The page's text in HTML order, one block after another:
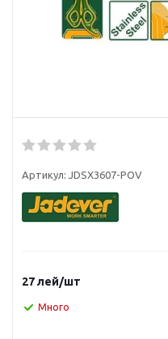
Артикул: JDSX3607-POV
27лей/шт
Много